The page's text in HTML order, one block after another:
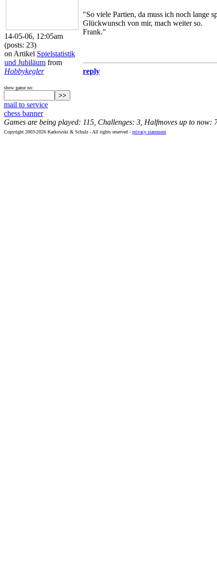
14-05-06, 12:05am
(posts: 23)
on Artikel Spielstatistik
und Jubiläum from
Hobbykegler
"So viele Partien, da muss ich noch lange
Glückwunsch von mir, mach weiter so.
Frank."
reply
show game no:
mail to service
chess banner
Games are being played: 115, Challenges: 3, Halfmoves up to now:
Copyright 2003-2026 Karkowski & Schulz - All rights reserved - privacy statement